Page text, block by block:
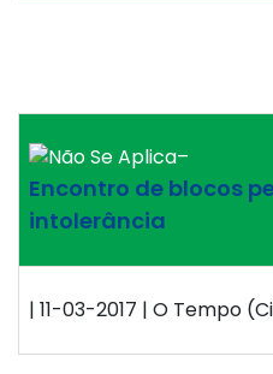
–
Encontro de blocos
intolerância
| 11-03-2017 | O Tempo